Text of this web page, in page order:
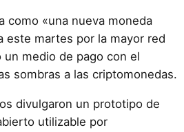
como «una nueva moneda
este martes por la mayor red
medio de pago con el
sombras a las criptomonedas.
divulgaron un prototipo de
utilizable por